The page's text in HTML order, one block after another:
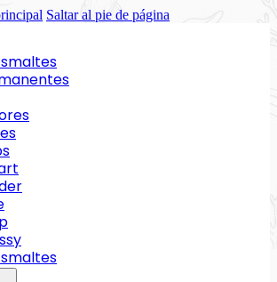
Saltar al pie de página